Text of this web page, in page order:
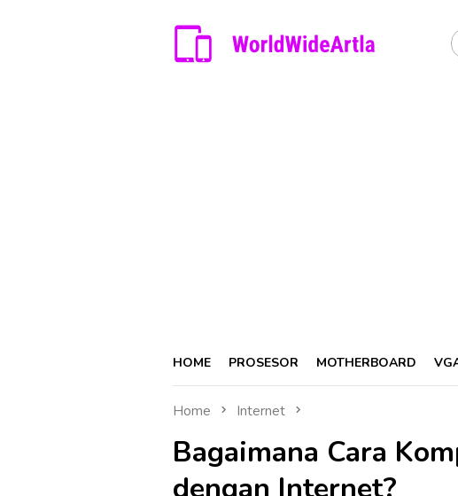
HOME PROSESOR MOTHERBOARD
Home Internet
Bagaimana Cara